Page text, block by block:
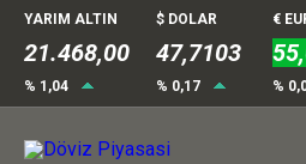
YARIM ALTIN
21.468,00
% 1,04
$ DOLAR
47,7103
% 0,17
€
%